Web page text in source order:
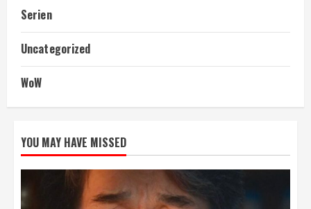
Serien
Uncategorized
WoW
YOU MAY HAVE MISSED